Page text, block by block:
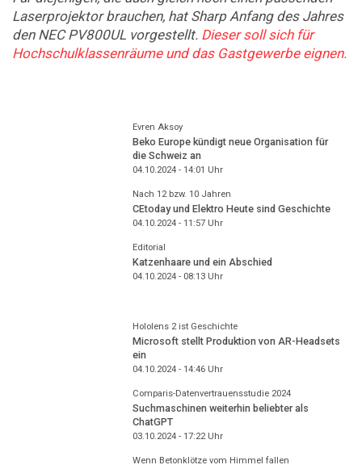
Laserprojektor brauchen, hat Sharp Anfang des Jahres
den NEC PV800UL vorgestellt. Dieser soll sich für
Hochschulklassenräume und das Gastgewerbe eignen.
Evren Aksoy
Beko Europe kündigt neue Organisation für
die Schweiz an
04.10.2024 - 14:01 Uhr
Nach 12 bzw. 10 Jahren
CEtoday und Elektro Heute sind Geschichte
04.10.2024 - 11:57Uhr
Editorial
Katzenhaare und ein Abschied
04.10.2024 - 08:13Uhr
Hololens 2 ist Geschichte
Microsoft stellt Produktion von AR-Headsets
ein
04.10.2024 - 14:46Uhr
Comparis-Datenvertrauensstudie 2024
Suchmaschinen weiterhin beliebter als
ChatGPT
03.10.2024 - 17:22Uhr
Wenn Betonklötze vom Himmel fallen